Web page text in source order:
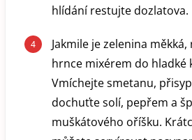
hlídání restujte dozlatova.
Jakmile je zelenina
hrnce mixérem do hladké
Vmíchejte smetanu,
dochuťte solí, pepřem a
muškátového oříšku.